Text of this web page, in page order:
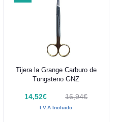
Añadir al carrito
Tijera la Grange Carburo de
Tungsteno GNZ
14,52€ 16,94€
I.V.A Incluido